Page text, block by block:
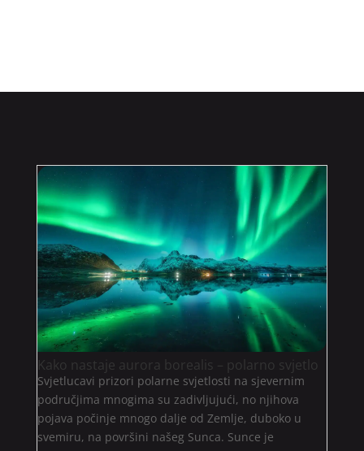
Kako nastaje aurora borealis – polarno svjetlo
Svjetlucavi prizori polarne svjetlosti na sjevernim
područjima mnogima su zadivljujući, no njihova
pojava počinje mnogo dalje od Zemlje, duboko u
svemiru, na površini našeg Sunca. Sunce je